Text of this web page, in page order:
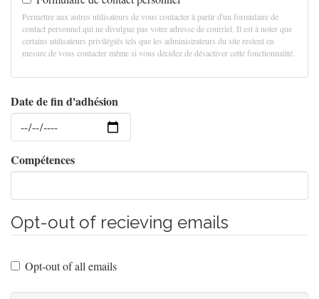
Permettre aux autres utilisateurs de vous contacter à partir d'un formulaire de
contact personnel qui ne divulgue pas votre adresse de courriel. Il est à noter que
certains utilisateurs privilégiés tels que les administrateurs du site restent en
mesure de vous contacter même si vous décidez de désactiver cette fonctionnalité.
Date de fin d'adhésion
Date
Compétences
Opt-out of recieving emails
Opt-out of all emails